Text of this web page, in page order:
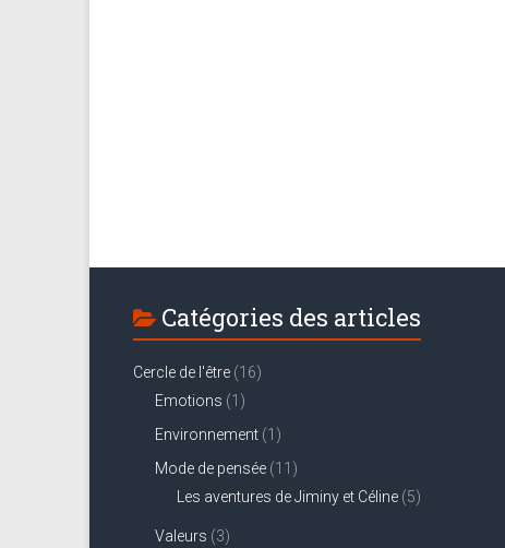
Catégories des articles
Cercle de l'être (16)
Emotions (1)
Environnement (1)
Mode de pensée (11)
Les aventures de Jiminy et Céline (5)
Valeurs (3)